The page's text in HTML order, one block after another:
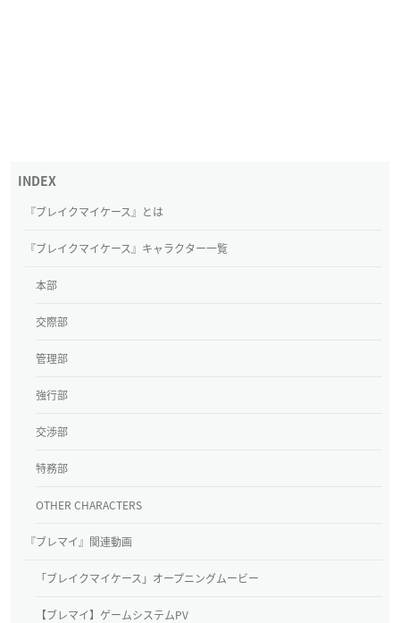
『ブレイクマイケース』とは
『ブレイクマイケース』キャラクター一覧
本部
交際部
管理部
強行部
交渉部
特務部
OTHER CHARACTERS
『ブレマイ』関連動画
「ブレイクマイケース」オープニングムービー
【ブレマイ】ゲームシステムPV